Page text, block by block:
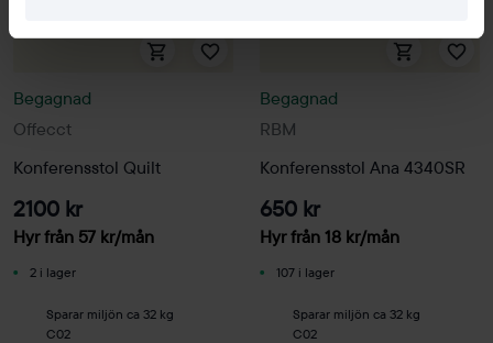
Offecct
Begagnad
Konferensstol Quilt
2100 kr
Hyr från 57 kr/mån
2 i lager
Sparar miljön ca 32 kg
C02
RBM
Begagnad
Konferensstol Ana 4340SR
650 kr
Hyr från 18 kr/mån
107 i lager
Sparar miljön ca 32 kg
C02